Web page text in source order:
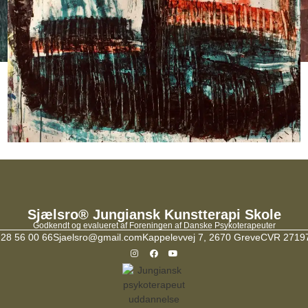
Sjælsro® Jungiansk Kunstterapi Skole
Godkendt og evalueret af Foreningen af Danske Psykoterapeuter
56 00 66Sjaelsro@gmail.comKappelevvej 7, 2670 GreveCVR